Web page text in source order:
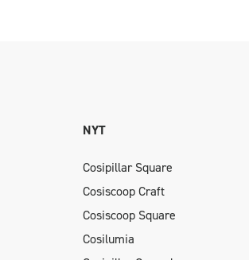
NYT
Cosipillar Square
Cosiscoop Craft
Cosiscoop Square
Cosilumia